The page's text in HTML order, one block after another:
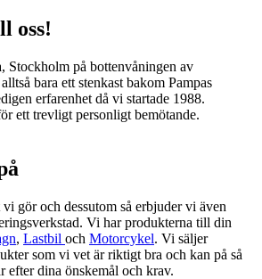
oss!
Stockholm på bottenvåningen av
bara ett stenkast bakom Pampas
erfarenhet då vi startade 1988.
ett trevligt personligt bemötande.
gör och dessutom så erbjuder vi även
Vi har produkterna till din
, Lastbil och Motorcykel. Vi säljer
som vi vet är riktigt bra och kan på så
efter dina önskemål och krav.